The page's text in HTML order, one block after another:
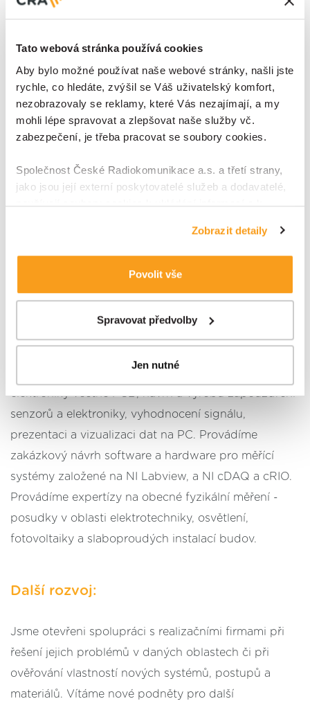
Tato webová stránka používá cookies
Aby bylo možné používat naše webové stránky, našli jste
rychle, co hledáte, zvýšil se Váš uživatelský komfort,
nezobrazovaly se reklamy, které Vás nezajímají, a my
mohli lépe spravovat a zlepšovat naše služby vč.
zabezpečení, je třeba pracovat se soubory cookies.
Společnost České Radiokomunikace a.s. a třetí strany,
jako jsou její externí poskytovatelé služeb a dodavatelé,
používají soubory cookies k ukládání informací a k
zdokonalováním svých služeb a zobrazované reklamy,
zejména je využíváme k poskytování a zabezpečení
svých služeb, k analýze a vylepšování jejich výkonu i
zájem upravovat nastavení cookies, lze tak učinit
tlačítka Spravovat předvolby; zde se
rovněž dozvíte podmínky použití cookies a jejich
postupy a použitím, pak klikněte na
a pokračujte dál na naše stránky. Váš souhlas
uchováváme maximálně po dobu 12 měsíců. Vybrané
možnosti můžete kdykoliv změnit nebo odvolat souhlas
ve svém nastavení.
Zobrazit detaily
Povolit vše
Spravovat předvolby
Jen nutné
Příklad použití:
• V laboratoři byl vyvinut systém pro kontinuální
Kombinovaný senzor pro měření kvality vnitřního
vzdušnou vlhkost, koncentraci oxidu uhličitého a
základě simulací byly optimalizovány magnetické
obvody separátoru kovů.
elektroniky: volbu vhodného senzoru, návrh
elektroniky včetně PCB, návrh a výrobu zapouzdření
senzorů a elektroniky, vyhodnocení signálu,
prezentaci a vizualizaci dat na PC. Provádíme
zakázkový návrh software a hardware pro měřící
systémy založené na NI Labview, a NI cDAQ a cRIO.
Provádíme expertízy na obecné fyzikální měření -
posudky v oblasti elektrotechniky, osvětlení,
fotovoltaiky a slaboproudých instalací budov.
Další rozvoj:
Jsme otevřeni spolupráci s realizačními firmami při
řešení jejich problémů v daných oblastech či při
ověřování vlastností nových systémů, postupů a
materiálů. Vítáme nové podněty pro další